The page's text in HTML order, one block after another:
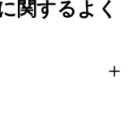
関するよく